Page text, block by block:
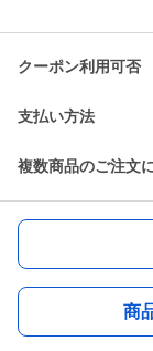
クーポン利用可否
支払い方法
複数商品のご注文
商